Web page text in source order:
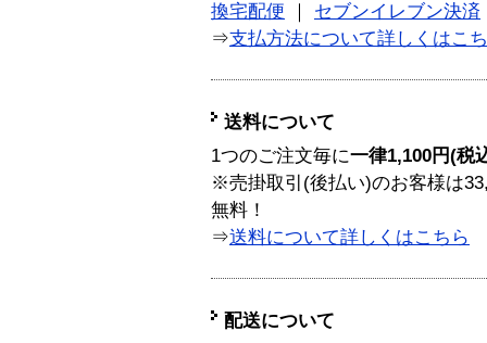
換宅配便
セブンイレブン決済
⇒支払方法について詳しくはこ
送料について
1つのご注文毎に一律1,100円(税
※売掛取引(後払い)のお客様は
無料！
⇒送料について詳しくはこちら
配送について